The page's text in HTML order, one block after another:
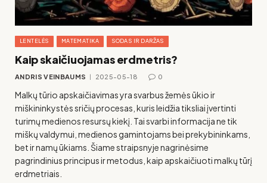
LENTELĖS MATEMATIKA SODAS IR DARŽAS
Kaip skaičiuojamas erdmetris?
ANDRIS VEINBAUMS 2025-05-18 0
Malkų tūrio apskaičiavimas yra svarbus žemės ūkio ir
miškininkystės sričių procesas, kuris leidžia tiksliai įvertinti
turimų medienos resursų kiekį. Tai svarbi informacija ne tik
miškų valdymui, medienos gamintojams bei prekybininkams,
bet ir namų ūkiams. Šiame straipsnyje nagrinėsime
pagrindinius principus ir metodus, kaip apskaičiuoti malkų tūrį
erdmetriais.